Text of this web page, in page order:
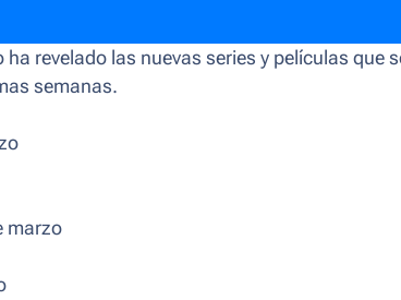
revelado las nuevas series y películas que
semanas.
marzo